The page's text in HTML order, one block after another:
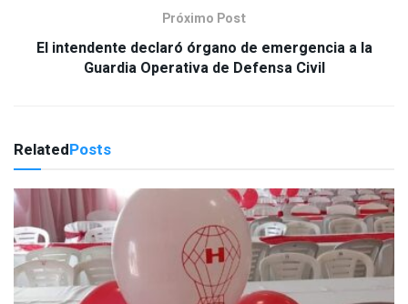
Próximo Post
El intendente declaró órgano de emergencia a la
Guardia Operativa de Defensa Civil
RelatedPosts